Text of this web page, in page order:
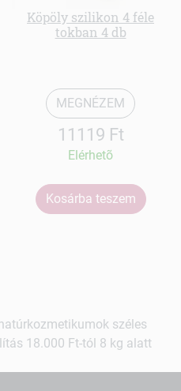
Köpöly szilikon 4 féle
tokban 4 db
MEGNÉZEM
11119 Ft
Elérhetõ
Kosárba teszem
széles
18.000 Ft-tól 8 kg alatt